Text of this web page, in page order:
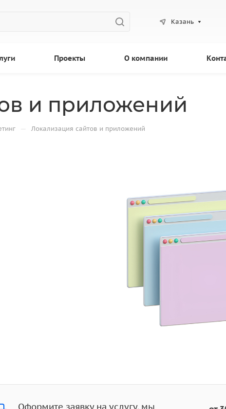
Казань
Проекты О компании
и приложений
— Локализация сайтов и приложений